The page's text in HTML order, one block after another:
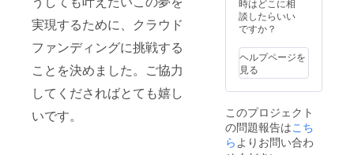
実現するために、クラウド
ファンディングに挑戦する
ことを決めました。ご協力
してくださればとても嬉し
いです。
時はどこに相
談したらいい
ですか？
ヘルプページを
見る
このプロジェクト
の問題報告はこち
ら よりお問い合わ